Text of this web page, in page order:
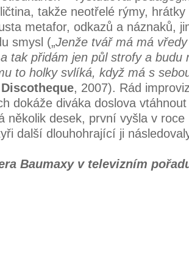
takže neotřelé rýmy,
metafor, odkazů a náznaků,
smysl („Jenže tvář má má
tak přidám jen půl strofy a budu
to holky svlíká, když má s
, 2007). Rád
dokáže diváka doslova
několik desek, první vyšla v
další dlouhohrající ji
Baumaxy v televizním